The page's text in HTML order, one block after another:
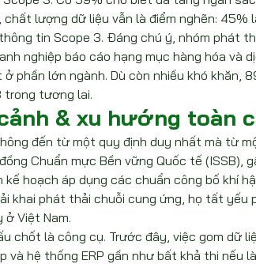
chất lượng dữ liệu vẫn là điểm nghẽn:
tin Scope 3. Đáng chú ý, nhóm phát
nghiệp báo cáo hạng mục hàng hóa và
phần lớn ngành. Dù còn nhiều khó khăn,
trong tương lai.
& xu hướng toàn
đến từ một quy định duy nhất mà từ
Chuẩn mực Bền vững Quốc tế
kế hoạch áp dụng các chuẩn công bố khí
khai phát thải chuỗi cung ứng, họ tất yếu
ở Việt Nam.
chốt là công cụ. Trước đây, việc gom dữ
và hệ thống ERP gần như bất khả thi nếu